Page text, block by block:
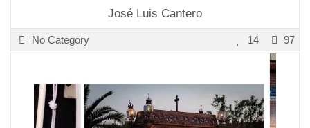
José Luis Cantero
No Category 97
14